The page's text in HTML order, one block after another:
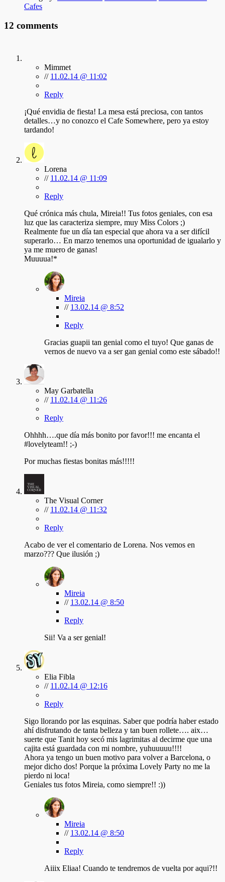
Cafes
12 comments
Mimmet
// 11.02.14 @ 11:02
Reply
¡Qué envidia de fiesta! La mesa está preciosa, con tantos
detalles…y no conozco el Cafe Somewhere, pero ya estoy
tardando!
Lorena
// 11.02.14 @ 11:09
Reply
Qué crónica más chula, Mireia!! Tus fotos geniales, con esa
luz que las caracteriza siempre, muy Miss Colors ;)
Realmente fue un día tan especial que ahora va a ser difícil
superarlo… En marzo tenemos una oportunidad de igualarlo y
ya me muero de ganas!
Muuuua!*
Mireia
// 13.02.14 @ 8:52
Reply
Gracias guapii tan genial como el tuyo! Que ganas de
vernos de nuevo va a ser gan genial como este sábado!!
May Garbatella
// 11.02.14 @ 11:26
Reply
Ohhhh….que día más bonito por favor!!! me encanta el
#lovelyteam!! ;-)
Por muchas fiestas bonitas más!!!!!
The Visual Corner
// 11.02.14 @ 11:32
Reply
Acabo de ver el comentario de Lorena. Nos vemos en
marzo??? Que ilusión ;)
Mireia
// 13.02.14 @ 8:50
Reply
Sii! Va a ser genial!
Elia Fibla
// 11.02.14 @ 12:16
Reply
Sigo llorando por las esquinas. Saber que podría haber estado
ahí disfrutando de tanta belleza y tan buen rollete…. aix…
suerte que Tanit hoy secó mis lagrimitas al decirme que una
cajita está guardada con mi nombre, yuhuuuuu!!!!
Ahora ya tengo un buen motivo para volver a Barcelona, o
mejor dicho dos! Porque la próxima Lovely Party no me la
pierdo ni loca!
Geniales tus fotos Mireia, como siempre!! :))
Mireia
// 13.02.14 @ 8:50
Reply
Aiiix Eliaa! Cuando te tendremos de vuelta por aqui?!!